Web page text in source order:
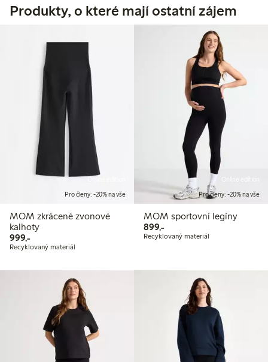
Produkty, o které mají ostatní zájem
Online edition
Pro členy: -20% na vše
MOM zkrácené zvonové
kalhoty
999,-999,00 Kč
Recyklovaný materiál
Pro členy: -20% na vše
MOM sportovní legíny
899,-899,00 Kč
Recyklovaný materiál